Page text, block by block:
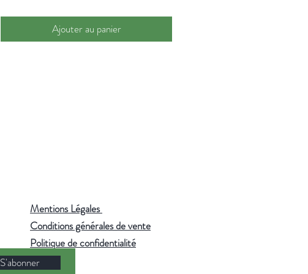
Utilisez de l'eau filtrée ou de source pour
préserver toute la finesse des arômes.
Ajouter au panier
Mentions Légales
Conditions générales de vente
Politique de confidentialité
S'abonner